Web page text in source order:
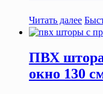
Читать далее
ПВХ штора
окно 130